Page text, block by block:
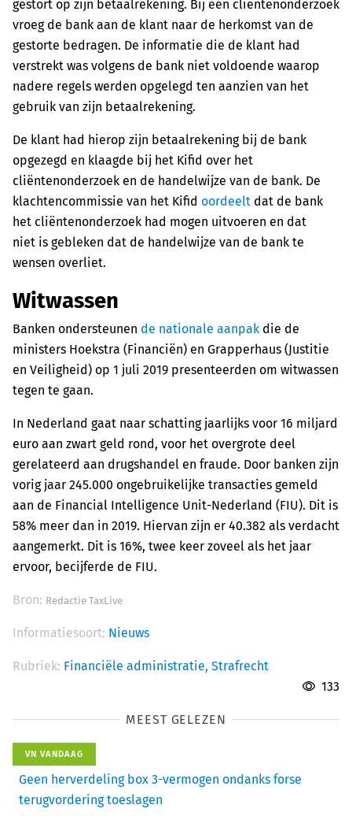
gestort op zijn betaalrekening. Bij een cliëntenonderzoek
vroeg de bank aan de klant naar de herkomst van de
gestorte bedragen. De informatie die de klant had
verstrekt was volgens de bank niet voldoende waarop
nadere regels werden opgelegd ten aanzien van het
gebruik van zijn betaalrekening.
De klant had hierop zijn betaalrekening bij de bank
opgezegd en klaagde bij het Kifid over het
cliëntenonderzoek en de handelwijze van de bank. De
klachtencommissie van het Kifid oordeelt dat de bank
het cliëntenonderzoek had mogen uitvoeren en dat
niet is gebleken dat de handelwijze van de bank te
wensen overliet.
Witwassen
Banken ondersteunen de nationale aanpak die de
ministers Hoekstra (Financiën) en Grapperhaus (Justitie
en Veiligheid) op 1 juli 2019 presenteerden om witwassen
tegen te gaan.
In Nederland gaat naar schatting jaarlijks voor 16 miljard
euro aan zwart geld rond, voor het overgrote deel
gerelateerd aan drugshandel en fraude. Door banken zijn
vorig jaar 245.000 ongebruikelijke transacties gemeld
aan de Financial Intelligence Unit-Nederland (FIU). Dit is
58% meer dan in 2019. Hiervan zijn er 40.382 als verdacht
aangemerkt. Dit is 16%, twee keer zoveel als het jaar
ervoor, becijferde de FIU.
Bron: Redactie TaxLive
Informatiesoort: Nieuws
Rubriek: Financiële administratie, Strafrecht
133
MEEST GELEZEN
VN VANDAAG
Geen herverdeling box 3-vermogen ondanks forse
terugvordering toeslagen